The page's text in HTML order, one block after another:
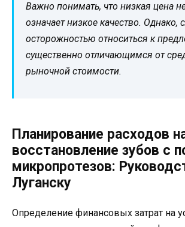
Важно понимать, что низкая цена
означает низкое качество. Однако,
осторожностью относиться к
существенно отличающимся от
рыночной стоимости.
Планирование расходов
восстановление зубов с
микропротезов:
Луганску
Определение финансовых затрат на